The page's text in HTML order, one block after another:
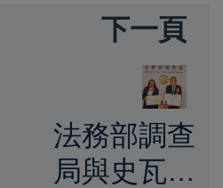
下一頁
法務部調查
局與史瓦帝